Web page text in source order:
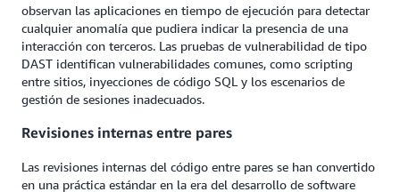
observan las aplicaciones en tiempo de ejecución para detectar
cualquier anomalía que pudiera indicar la presencia de una
interacción con terceros. Las pruebas de vulnerabilidad de tipo
DAST identifican vulnerabilidades comunes, como scripting
entre sitios, inyecciones de código SQL y los escenarios de
gestión de sesiones inadecuados.
Revisiones internas entre pares
Las revisiones internas del código entre pares se han convertido
en una práctica estándar en la era del desarrollo de software